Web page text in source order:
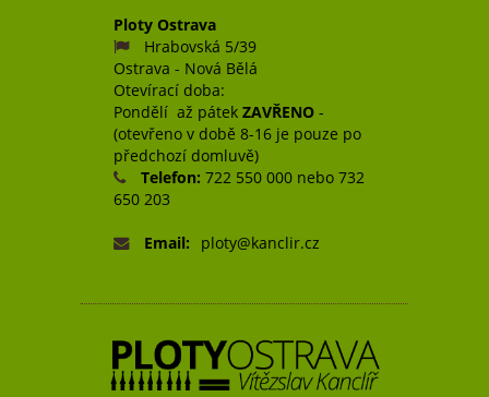
Ploty Ostrava
Hrabovská 5/39
Ostrava - Nová Bělá
Otevírací doba:
Pondělí až pátek ZAVŘENO -
(otevřeno v době 8-16 je pouze po
předchozí domluvě)
Telefon: 722 550 000 nebo 732
650 203
Email: ploty@kanclir.cz